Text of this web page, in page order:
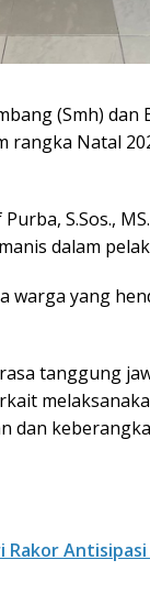
(Smh) dan
Natal
S.Sos.,
dalam
warga yang
tanggung
dan
Rakor